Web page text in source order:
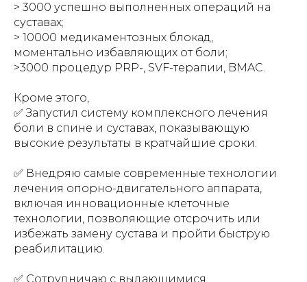
> 3000 успешно выполненных операций на
суставах;
> 10000 медикаментозных блокад,
моментально избавляющих от боли;
>3000 процедур PRP-, SVF-терапии, BMAC.
Кроме этого,
✅ Запустил систему комплексного лечения
боли в спине и суставах, показывающую
высокие результаты в кратчайшие сроки.
✅ Внедряю самые современные технологии
лечения опорно-двигательного аппарата,
включая инновационные клеточные
технологии, позволяющие отсрочить или
избежать замену сустава и пройти быструю
реабилитацию.
✅ Сотрудничаю с выдающимися